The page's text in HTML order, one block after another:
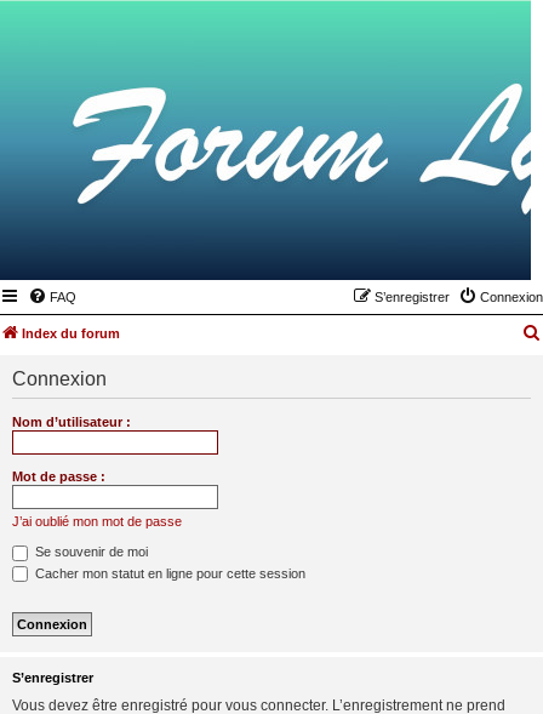
FAQ Connexion
S’enregistrer
Index du forum
Connexion
Nom d’utilisateur :
Mot de passe :
J’ai oublié mon mot de passe
Se souvenir de moi
Cacher mon statut en ligne pour cette session
S’enregistrer
Vous devez être enregistré pour vous connecter. L’enregistrement ne prend